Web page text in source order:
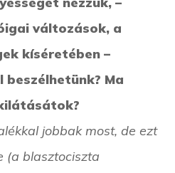
változások, a
kíséretében –
Ma
jobbak most, de ezt
(a blasztociszta